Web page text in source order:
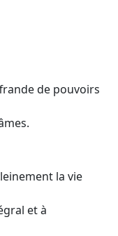
de pouvoirs
la vie
et à